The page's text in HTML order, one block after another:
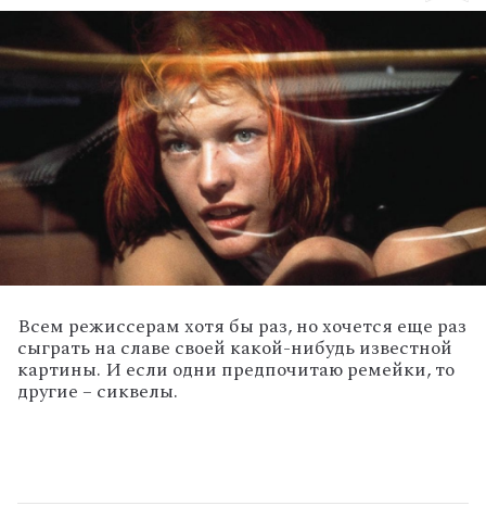
Всем режиссерам хотя бы раз, но хочется еще раз
сыграть на славе своей какой-нибудь известной
картины. И если одни предпочитаю ремейки, то
другие – сиквелы.